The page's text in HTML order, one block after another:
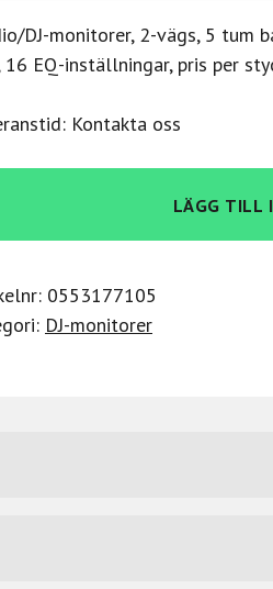
DJ-monitorer, 2-vägs, 5 tum
16 EQ-inställningar, pris per
Kontakta oss
LÄGG TILL I
0553177105
DJ-monitorer
och det lägre